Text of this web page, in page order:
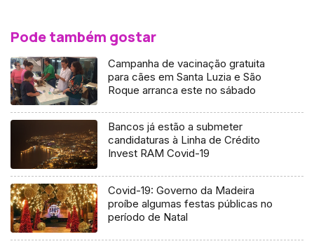
Pode também gostar
Campanha de vacinação gratuita
para cães em Santa Luzia e São
Roque arranca este no sábado
Bancos já estão a submeter
candidaturas à Linha de Crédito
Invest RAM Covid-19
Covid-19: Governo da Madeira
proíbe algumas festas públicas no
período de Natal